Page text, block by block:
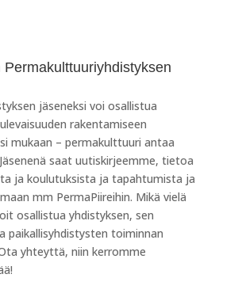
Permakulttuuriyhdistyksen
jäseneksi voi osallistua
rakentamiseen
mukaan – permakulttuuri antaa
saat uutiskirjeemme, tietoa
ja koulutuksista ja tapahtumista ja
mm PermaPiireihin. Mikä vielä
osallistua yhdistyksen, sen
paikallisyhdistysten toiminnan
yhteyttä, niin kerromme